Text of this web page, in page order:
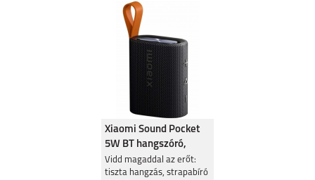
Xiaomi Sound Pocket
5W BT hangszóró,
fekete QBH4269
Vidd magaddal az erőt:
tiszta hangzás, strapabíró